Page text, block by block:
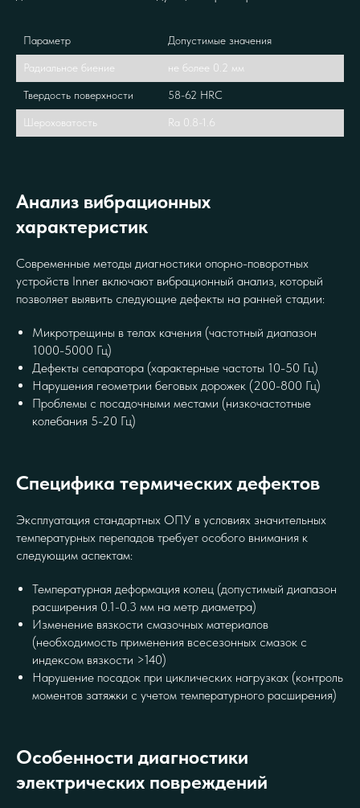
Параметр Допустимые значения
Радиальное биение не более 0.2 мм
Твердость поверхности 58-62 HRC
Шероховатость Ra 0.8-1.6
Анализ вибрационных
характеристик
Современные методы диагностики опорно-поворотных
устройств Inner включают вибрационный анализ, который
позволяет выявить следующие дефекты на ранней стадии:
Микротрещины в телах качения (частотный диапазон
1000-5000 Гц)
Дефекты сепаратора (характерные частоты 10-50 Гц)
Нарушения геометрии беговых дорожек (200-800 Гц)
Проблемы с посадочными местами (низкочастотные
колебания 5-20 Гц)
Специфика термических дефектов
Эксплуатация стандартных ОПУ в условиях значительных
температурных перепадов требует особого внимания к
следующим аспектам:
Температурная деформация колец (допустимый диапазон
расширения 0.1-0.3 мм на метр диаметра)
Изменение вязкости смазочных материалов
(необходимость применения всесезонных смазок с
индексом вязкости >140)
Нарушение посадок при циклических нагрузках (контроль
моментов затяжки с учетом температурного расширения)
Особенности диагностики
электрических повреждений